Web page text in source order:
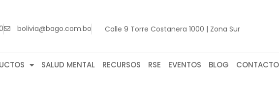
bolivia@bago.com.bo Calle 9 Torre Costanera 1000 | Zona Sur
SALUD MENTAL RECURSOS RSE EVENTOS BLOG CONTACTO